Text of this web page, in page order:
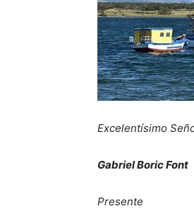
Excelentísimo
Gabriel Boric Font
Presente